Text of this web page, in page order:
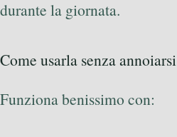
durante la giornata.
Come usarla senza annoiarsi
Funziona benissimo con: